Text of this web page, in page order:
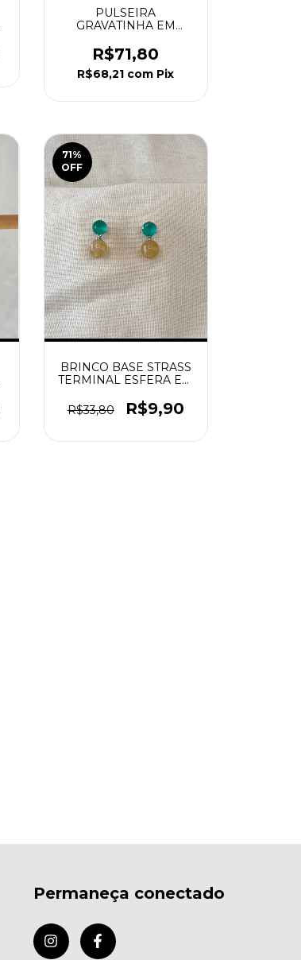
PULSEIRA
GRAVATINHA EM
SRA. DAS GRAÇAS NO
CENTRO DOURADO
R$71,80
R$68,21 com Pix
71%
OFF
BRINCO BASE STRASS
TERMINAL ESFERA EM
R$33,80
R$9,90
Permaneça conectado